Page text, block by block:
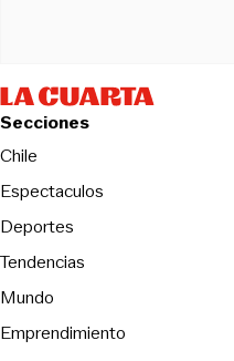
Secciones
Chile
Espectaculos
Deportes
Tendencias
Mundo
Emprendimiento